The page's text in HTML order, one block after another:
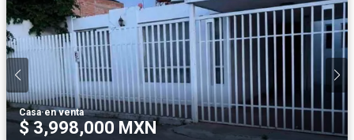
Casa·en venta
$ 3,998,000 MXN